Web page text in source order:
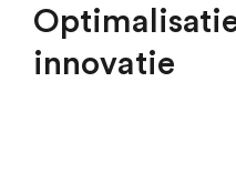
innovatie